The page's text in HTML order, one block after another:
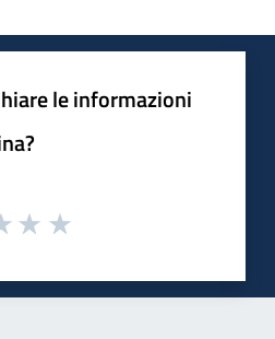
le informazioni